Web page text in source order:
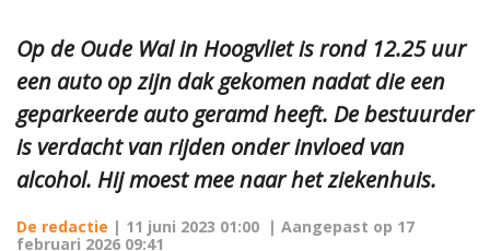
Op de Oude Wal in Hoogvliet is rond 12.25 uur
een auto op zijn dak gekomen nadat die een
geparkeerde auto geramd heeft. De bestuurder
is verdacht van rijden onder invloed van
alcohol. Hij moest mee naar het ziekenhuis.
De redactie | 11 juni 2023 01:00 | Aangepast op 17
februari 2026 09:41